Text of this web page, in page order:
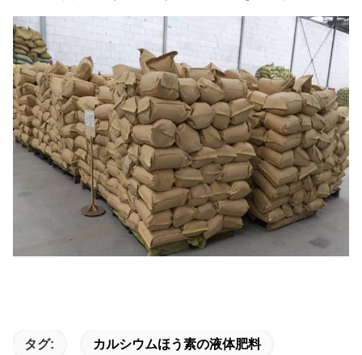
タグ: カルシウムほう素の液体肥料